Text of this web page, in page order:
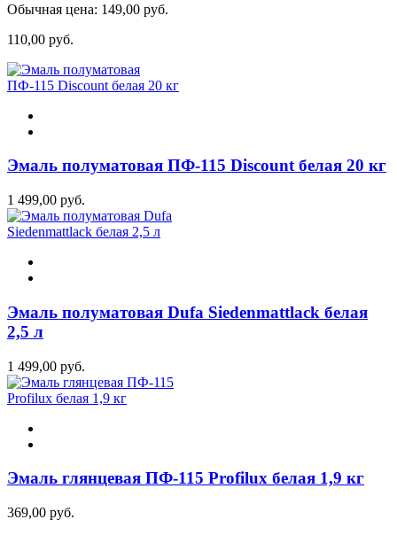
Обычная цена: 149,00 руб.
110,00 руб.
Эмаль полуматовая ПФ-115 Discount белая 20 кг
1 499,00 руб.
Эмаль полуматовая Dufa Siedenmattlack белая
2,5 л
1 499,00 руб.
Эмаль глянцевая ПФ-115 Profilux белая 1,9 кг
369,00 руб.